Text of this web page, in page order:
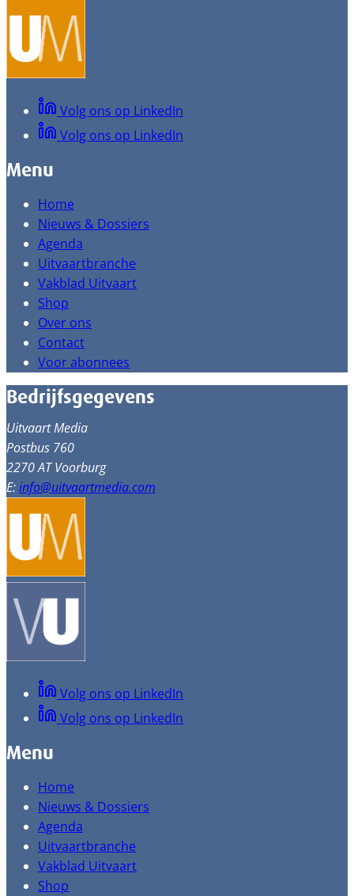
Volg ons op LinkedIn
Volg ons op LinkedIn
Menu
Home
Nieuws & Dossiers
Agenda
Uitvaartbranche
Vakblad Uitvaart
Shop
Over ons
Contact
Voor abonnees
Bedrijfsgegevens
Uitvaart Media
Postbus 760
2270 AT Voorburg
E:info@uitvaartmedia.com
Volg ons op LinkedIn
Volg ons op LinkedIn
Menu
Home
Nieuws & Dossiers
Agenda
Uitvaartbranche
Vakblad Uitvaart
Shop